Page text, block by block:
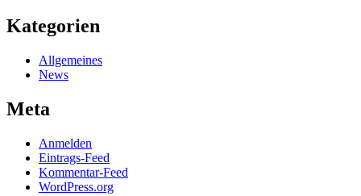
Kategorien
Allgemeines
News
Meta
Anmelden
Eintrags-Feed
Kommentar-Feed
WordPress.org